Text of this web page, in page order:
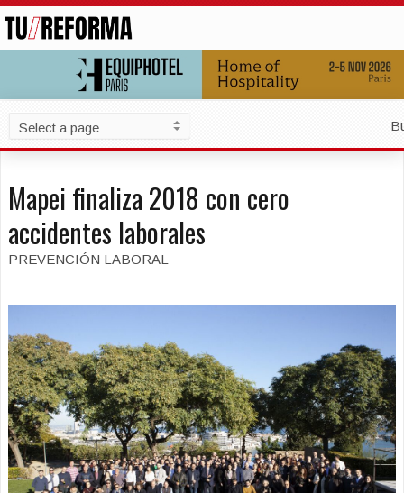
Mapei finaliza 2018 con cero
accidentes laborales
PREVENCIÓN LABORAL